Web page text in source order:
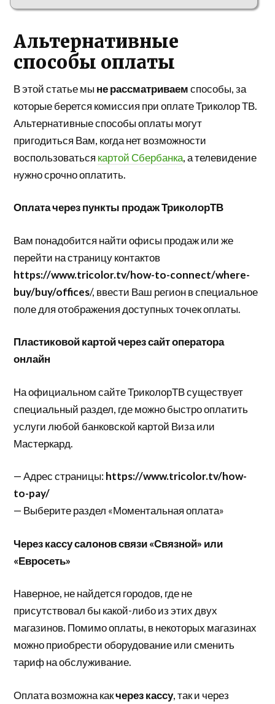
Альтернативные
способы оплаты
В этой статье мы не рассматриваемспособы, за
которые берется комиссия при оплате Триколор ТВ.
Альтернативные способы оплаты могут
пригодиться Вам, когда нет возможности
воспользоваться картой Сбербанка, а телевидение
нужно срочно оплатить.
Оплата через пункты продаж ТриколорТВ
Вам понадобится найти офисы продаж или же
перейти на страницу контактов
https://www.tricolor.tv/how-to-connect/where-
buy/buy/offices/, ввести Ваш регион в специальное
поле для отображения доступных точек оплаты.
Пластиковой картой через сайт оператора
онлайн
На официальном сайте ТриколорТВ существует
специальный раздел, где можно быстро оплатить
услуги любой банковской картой Виза или
Мастеркард.
— Адрес страницы:https://www.tricolor.tv/how-
to-pay/
— Выберите раздел «Моментальная оплата»
Через кассу салонов связи «Связной» или
«Евросеть»
Наверное, не найдется городов, где не
присутствовал бы какой-либо из этих двух
магазинов. Помимо оплаты, в некоторых магазинах
можно приобрести оборудование или сменить
тариф на обслуживание.
Оплата возможна какчерез кассу, так и через